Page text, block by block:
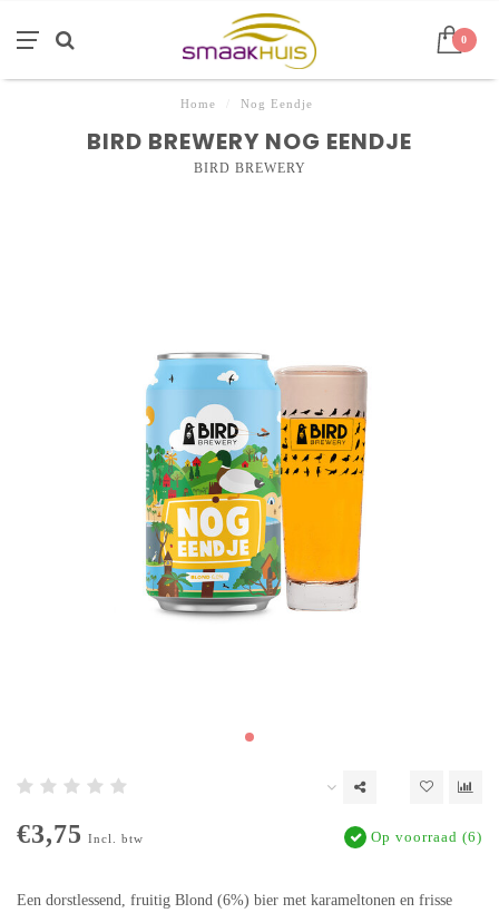
0
Home Nog Eendje
BIRD BREWERY NOG EENDJE
BIRD BREWERY
€3,75 Incl. btw Op voorraad (6)
Een dorstlessend, fruitig Blond (6%) bier met karameltonen en frisse